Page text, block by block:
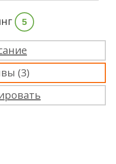
5
(3)